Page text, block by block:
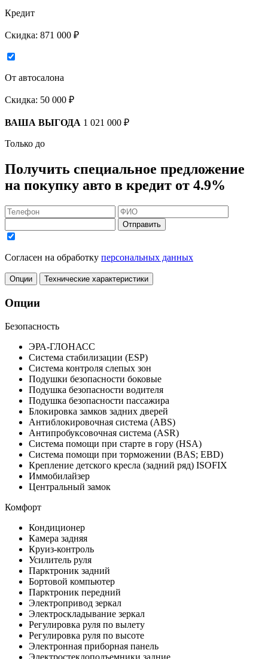
Кредит
Скидка: 871 000 ₽
От автосалона
Скидка: 50 000 ₽
ВАША ВЫГОДА 1 021 000 ₽
Только до
Получить специальное предложение
на покупку авто в кредит от 4.9%
Отправить
Согласен на обработку персональных данных
Опции Технические характеристики
Опции
Безопасность
ЭРА-ГЛОНАСС
Система стабилизации (ESP)
Система контроля слепых зон
Подушки безопасности боковые
Подушка безопасности водителя
Подушка безопасности пассажира
Блокировка замков задних дверей
Антиблокировочная система (ABS)
Антипробуксовочная система (ASR)
Система помощи при старте в гору (HSA)
Система помощи при торможении (BAS; EBD)
Крепление детского кресла (задний ряд) ISOFIX
Иммобилайзер
Центральный замок
Комфорт
Кондиционер
Камера задняя
Круиз-контроль
Усилитель руля
Парктроник задний
Бортовой компьютер
Парктроник передний
Электропривод зеркал
Электроскладывание зеркал
Регулировка руля по вылету
Регулировка руля по высоте
Электронная приборная панель
Электростеклоподъемники задние